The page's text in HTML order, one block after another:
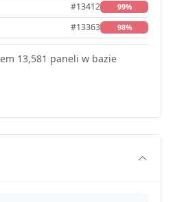
#13412 99%
#13363 98%
13,581 paneli w bazie